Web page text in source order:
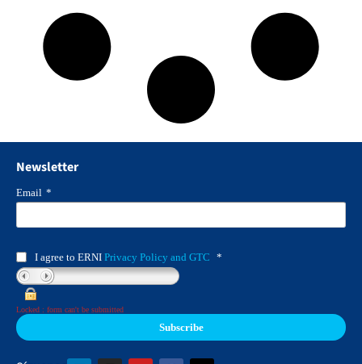
Newsletter
Email *
I agree to ERNI Privacy Policy and GTC *
Locked : form can't be submitted